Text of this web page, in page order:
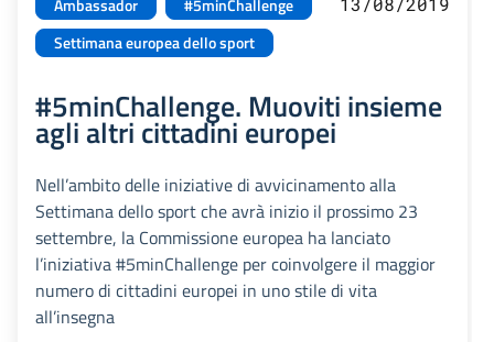
Ambassador
#5minChallenge
Settimana europea dello sport
#5minChallenge. Muoviti insieme
agli altri cittadini europei
Nell’ambito delle iniziative di avvicinamento alla
Settimana dello sport che avrà inizio il prossimo 23
settembre, la Commissione europea ha lanciato
l’iniziativa #5minChallenge per coinvolgere il maggior
numero di cittadini europei in uno stile di vita
all’insegna